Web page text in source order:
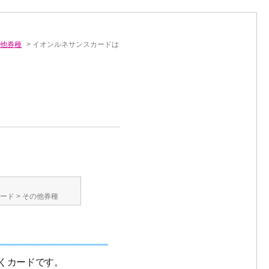
券種 > イオンルネサンスカードは
ド > その他券種
ードです。